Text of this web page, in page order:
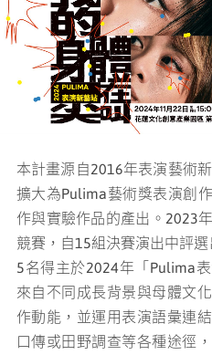
活動專區
媒體專區
展演櫥窗
關於我們
本計畫源自2016年表演藝術
擴大為Pulima藝術獎表演創
作與實驗作品的產出。2023
競賽，自15組決賽演出中評
5名得主於2024年「Pulima
來自不同成長背景與母體文
作動能，並運用表演語彙連
口傳或田野調查等各種途徑